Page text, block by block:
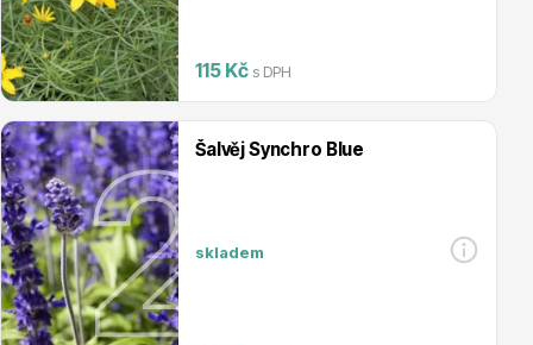
Vánoční stromky v květináčích a řezané
115 Kč s DPH
Šalvěj Synchro Blue
skladem